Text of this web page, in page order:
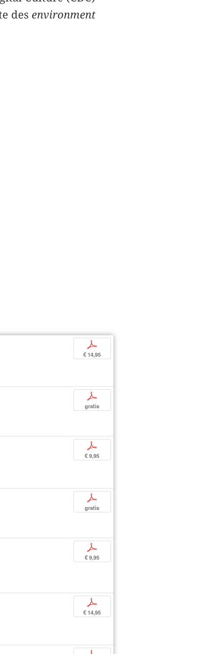
des environment
p
€ 14,95
p
gratis
p
€ 9,95
p
gratis
p
€ 9,95
p
€ 14,95